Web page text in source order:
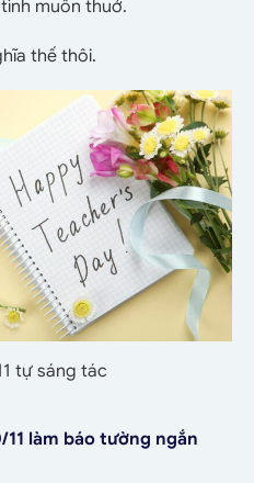
muôn thuở.
thế thôi.
tự sáng tác
làm báo tường ngắn